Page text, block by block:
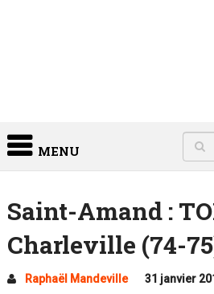
MENU
Saint-Amand :
Charleville (74-
Raphaël Mandeville 31 janvier